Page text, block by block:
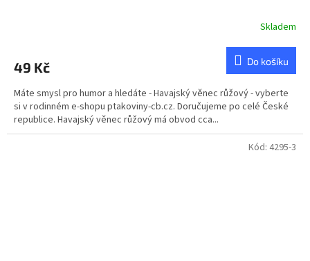
Skladem
49 Kč Do košíku
Máte smysl pro humor a hledáte - Havajský věnec růžový - vyberte
si v rodinném e-shopu ptakoviny-cb.cz. Doručujeme po celé České
republice. Havajský věnec růžový má obvod cca...
Kód: 4295-3